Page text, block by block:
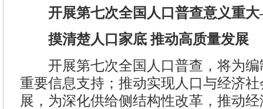
开展第七次全国人口普查意义重
摸清楚人口家底 推动高质量发展
开展第七次全国人口普查，将为编
重要信息支持；推动实现人口与经济
展，为深化供给侧结构性改革，推动